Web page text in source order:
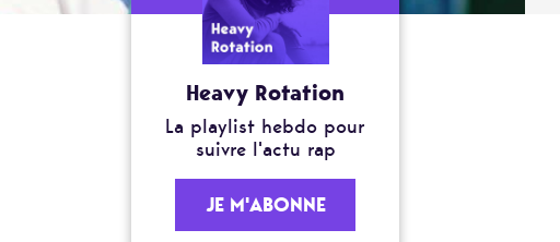
Heavy Rotation
La playlist hebdo pour
suivre l'actu rap
JE M'ABONNE